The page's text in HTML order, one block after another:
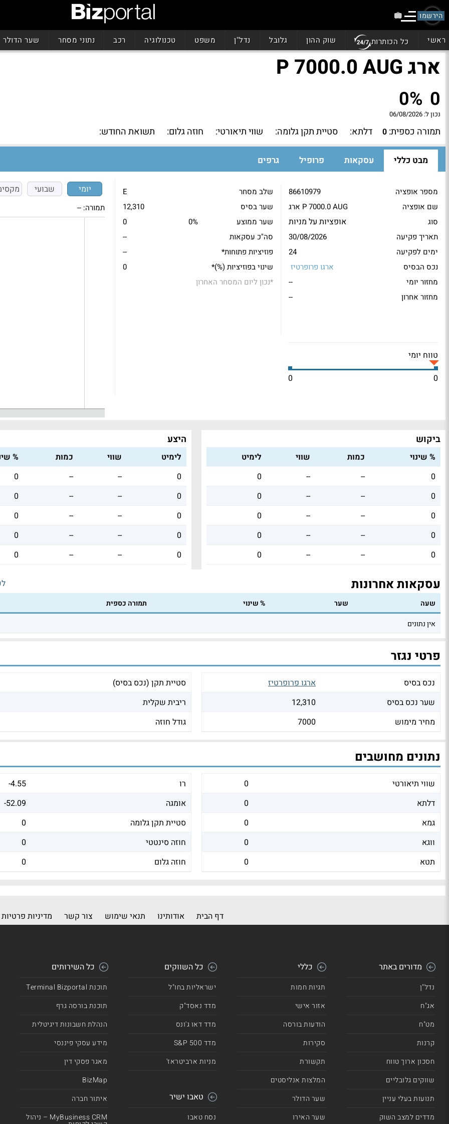
הירשמו
ראשי כל הכותרות שוק ההון גלובל נדל"ן משפט טכנולוגיה רכב נתוני מסחר שער הדולר
ארג P 7000.0 AUG
0
0%
נכון ל: 06/08/2026
תמורה כספית: 0 דלתא: סטיית תקן גלומה: שווי תיאורטי: חוזה גלום: תשואת החודש:
מבט כללי עסקאות פרופיל גרפים
מספר אופציה
86610979
שם אופציה
ארג P 7000.0 AUG
סוג
אופציות על מניות
תאריך פקיעה
30/08/2026
ימים לפקיעה
24
נכס הבסיס
ארגו פרופרטיז
מחזור יומי
--
מחזור אחרון
--
שלב מסחר
E
שער בסיס
12,310
שער ממוצע
0%
0
סה"כ עסקאות
--
פוזיציות פתוחות*
--
שינוי בפוזיציות (%)*
0
*נכון ליום המסחר האחרון
טווח יומי
0
0
יומי שבועי
תמורה: --
ביקוש
% שינוי כמות שווי
לימיט
0
--
--
0
0
--
--
0
0
--
--
0
0
--
--
0
0
--
--
0
היצע
לימיט שווי כמות
%
0
--
--
0
0
--
--
0
0
--
--
0
0
--
--
0
0
--
--
0
עסקאות אחרונות
שעה שער % שינוי
תמורה כספית
אין נתונים
פרטי נגזר
נכס בסיס
ארגו פרופרטיז
שער נכס בסיס
12,310
מחיר מימוש
7000
סטיית תקן (נכס בסיס)
ריבית שקלית
גודל חוזה
נתונים מחושבים
שווי תיאורטי
0
דלתא
0
גמא
0
ווגא
0
תטא
0
רו
-4.55
אומגה
-52.09
סטיית תקן גלומה
0
חוזה סינטטי
0
חוזה גלום
0
דף הבית אודותינו תנאי שימוש צור קשר מדיניות פרטיות
מדורים באתר
נדל"ן
אג"ח
מט"ח
קרנות
חסכון ארוך טווח
שווקים גלובליים
תנועות בעלי עניין
מדדים למצב השוק
כללי
תגיות חמות
אזור אישי
הודעות בורסה
סקירות
תקשורת
המלצות אנליסטים
שער הדולר
שער האירו
כל השווקים
ישראליות בחו"ל
מדד נאסד"ק
מדד דאו ג'ונס
מדד 500 S&P
מניות ארביטראז'
טאבו ישיר
נסח טאבו
כל השירותים
תוכנת Terminal Bizportal
תוכנת בורסה גרף
הנהלת חשבונות דיגיטלית
מידע עסקי פיננסי
מאגר פסקי דין
BizMap
איתור חברה
MyBusiness CRM – ניהול